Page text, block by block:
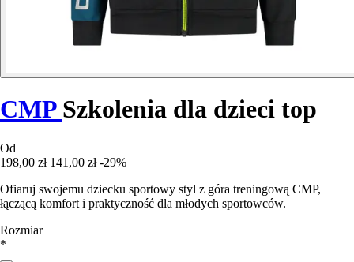
CMP Szkolenia dla dzieci top
Od
198,00 zł 141,00 zł -29%
Ofiaruj swojemu dziecku sportowy styl z góra treningową CMP,
łączącą komfort i praktyczność dla młodych sportowców.
Rozmiar
*